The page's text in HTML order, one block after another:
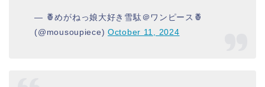
— 🍍めがねっ娘大好き雪駄＠ワンピース🍍
(@mousoupiece) October 11, 2024